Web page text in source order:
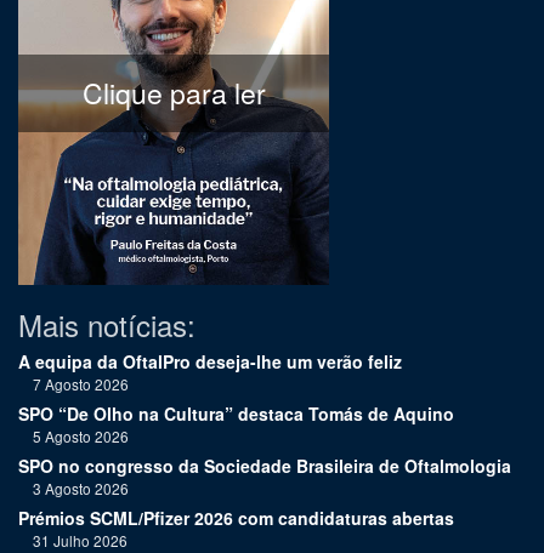
Clique para ler
Mais notícias:
A equipa da OftalPro deseja-lhe um verão feliz
7 Agosto 2026
SPO “De Olho na Cultura” destaca Tomás de Aquino
5 Agosto 2026
SPO no congresso da Sociedade Brasileira de Oftalmologia
3 Agosto 2026
Prémios SCML/Pfizer 2026 com candidaturas abertas
31 Julho 2026